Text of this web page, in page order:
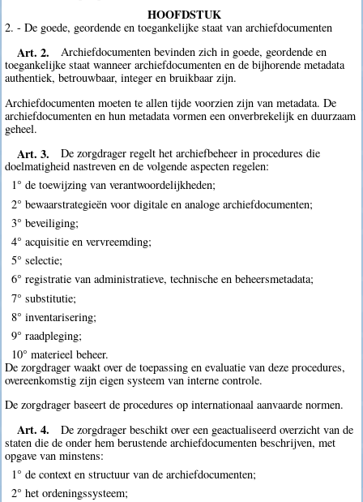
HOOFDSTUK
2. - De goede, geordende en toegankelijke staat van archiefdocumenten
Art. 2.
Archiefdocumenten bevinden zich in goede, geordende en
toegankelijke staat wanneer archiefdocumenten en de bijhorende metadata
authentiek, betrouwbaar, integer en bruikbaar zijn.
Archiefdocumenten moeten te allen tijde voorzien zijn van metadata. De
archiefdocumenten en hun metadata vormen een onverbrekelijk en duurzaam
geheel.
Art. 3.
De zorgdrager regelt het archiefbeheer in procedures die
doelmatigheid nastreven en de volgende aspecten regelen:
1° de toewijzing van verantwoordelijkheden;
2° bewaarstrategieën voor digitale en analoge archiefdocumenten;
3° beveiliging;
4° acquisitie en vervreemding;
5° selectie;
6° registratie van administratieve, technische en beheersmetadata;
7° substitutie;
8° inventarisering;
9° raadpleging;
10° materieel beheer.
De zorgdrager waakt over de toepassing en evaluatie van deze procedures,
overeenkomstig zijn eigen systeem van interne controle.
De zorgdrager baseert de procedures op internationaal aanvaarde normen.
Art. 4.
De zorgdrager beschikt over een geactualiseerd overzicht van de
staten die de onder hem berustende archiefdocumenten beschrijven, met
opgave van minstens:
1° de context en structuur van de archiefdocumenten;
2° het ordeningssysteem;